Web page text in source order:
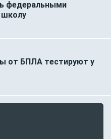
федеральными
школу
от БПЛА тестируют у